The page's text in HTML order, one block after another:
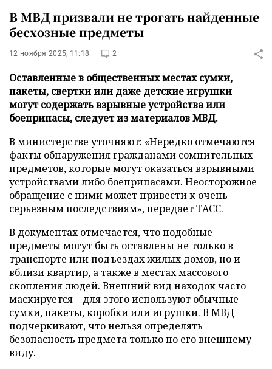
В МВД призвали не трогать найденные
бесхозные предметы
12 ноября 2025, 11:18 2
Оставленные в общественных местах сумки,
пакеты, свертки или даже детские игрушки
могут содержать взрывные устройства или
боеприпасы, следует из материалов МВД.
В министерстве уточняют: «Нередко отмечаются
факты обнаружения гражданами сомнительных
предметов, которые могут оказаться взрывными
устройствами либо боеприпасами. Неосторожное
обращение с ними может привести к очень
серьезным последствиям», передаетТАСС.
В документах отмечается, что подобные
предметы могут быть оставлены не только в
транспорте или подъездах жилых домов, но и
вблизи квартир, а также в местах массового
скопления людей. Внешний вид находок часто
маскируется – для этого используют обычные
сумки, пакеты, коробки или игрушки. В МВД
подчеркивают, что нельзя определять
безопасность предмета только по его внешнему
виду.